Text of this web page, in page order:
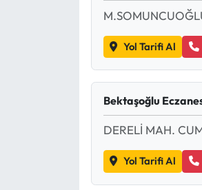
Yol Tarifi Al
Bektaşoğlu
DERELİ MAH.
Yol Tarifi Al